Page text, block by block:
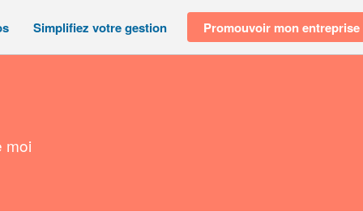
Simplifiez votre gestion Promouvoir mon entreprise
moi